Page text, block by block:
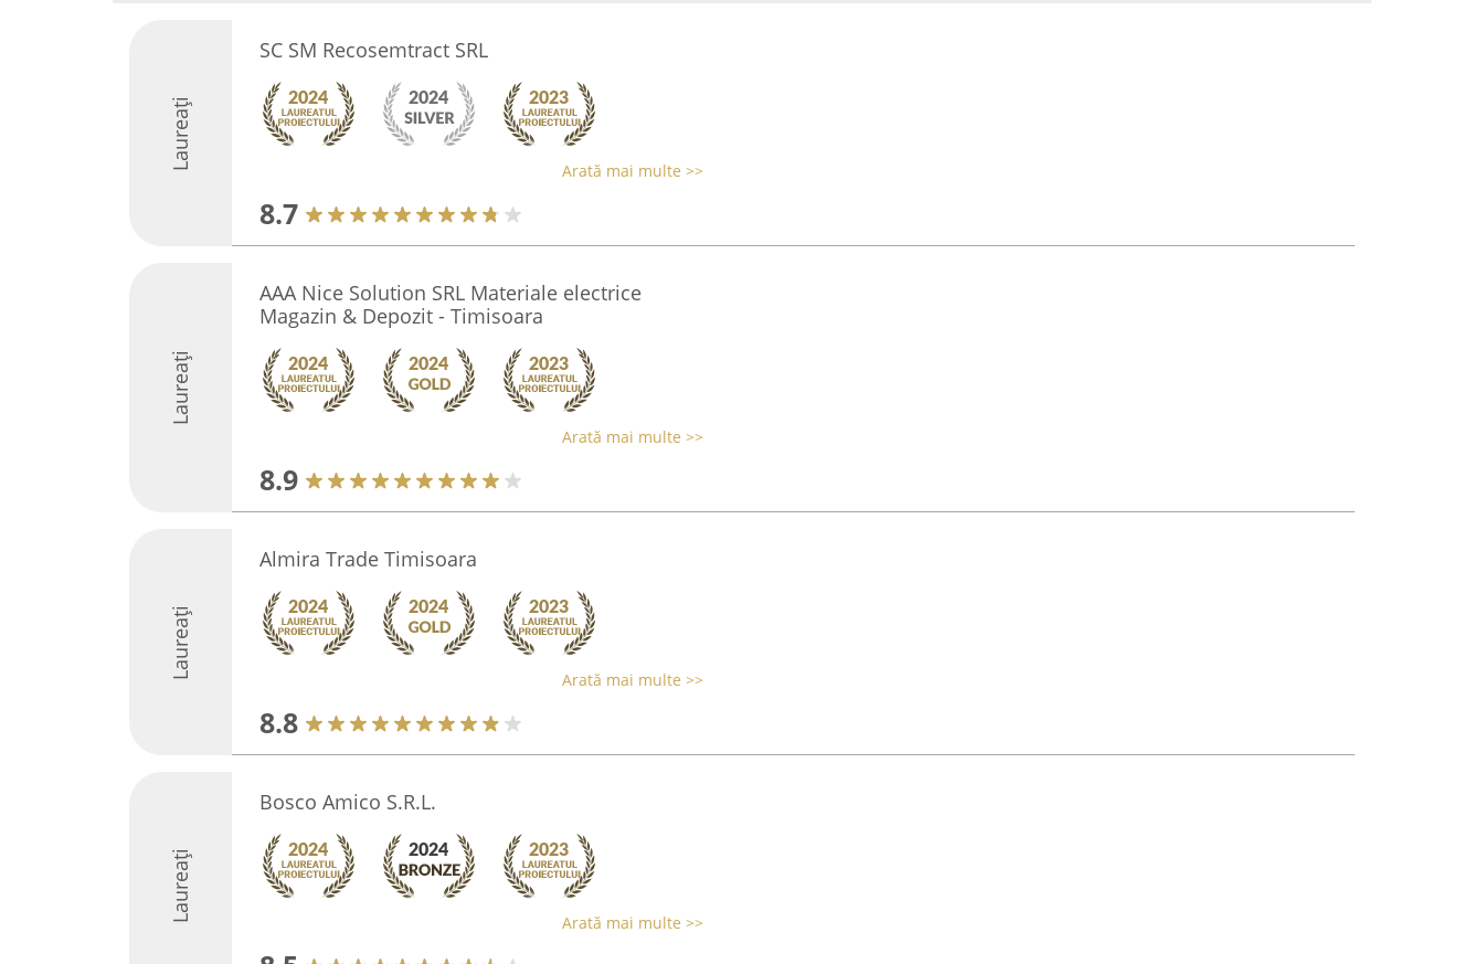
Laureați
SC SM Recosemtract SRL
Arată mai multe >>
8.7
Laureați
AAA Nice Solution SRL Materiale electrice
Magazin & Depozit - Timisoara
Arată mai multe >>
8.9
Laureați
Almira Trade Timisoara
Arată mai multe >>
8.8
Laureați
Bosco Amico S.R.L.
Arată mai multe >>